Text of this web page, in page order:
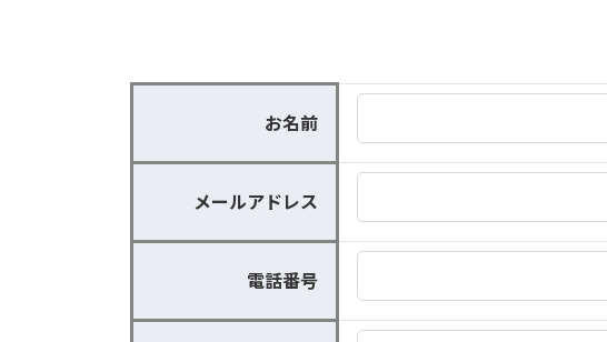
お名前
メールアドレス
電話番号